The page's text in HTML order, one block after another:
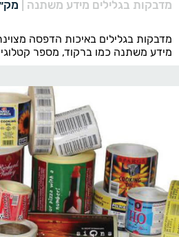
מדבקות בגלילים מידע משתנה מק״ט
מדבקות בגלילים באיכות הדפסה
מידע משתנה כמו ברקוד, מספר קטלוגי